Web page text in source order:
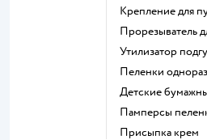
крепление для
прорезыватель
утилизатор
пеленки
детские
памперсы
присыпка крем